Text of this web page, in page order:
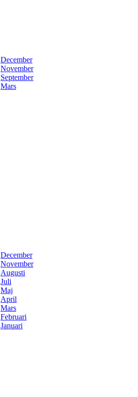
December
November
September
Mars
December
November
Augusti
Juli
Maj
April
Mars
Februari
Januari